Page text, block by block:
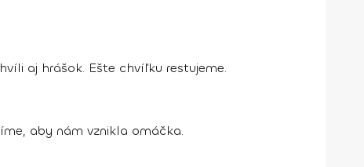
aj hrášok. Ešte chvíľku restujeme.
aby nám vznikla omáčka.